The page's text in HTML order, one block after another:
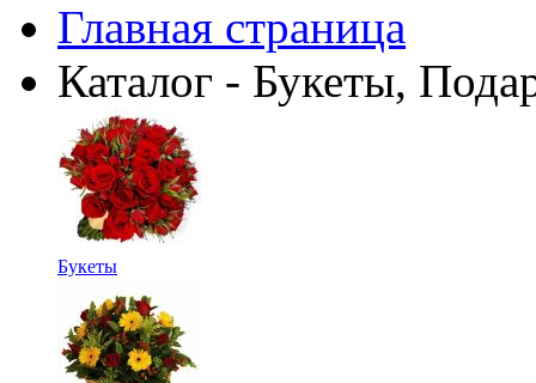
Главная страница
Каталог - Букеты,
Букеты